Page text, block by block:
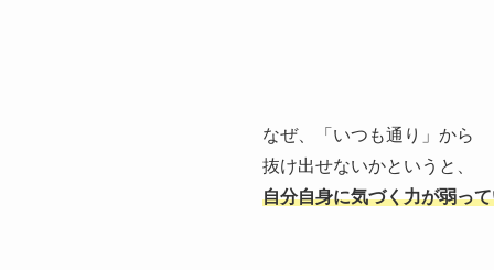
なぜ、「いつも通り」から
抜け出せないかというと、
自分自身に気づく力が弱っ